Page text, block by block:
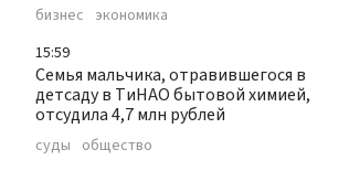
бизнес экономика
15:59
Семья мальчика, отравившегося в
детсаду в ТиНАО бытовой химией,
отсудила 4,7 млн рублей
суды общество